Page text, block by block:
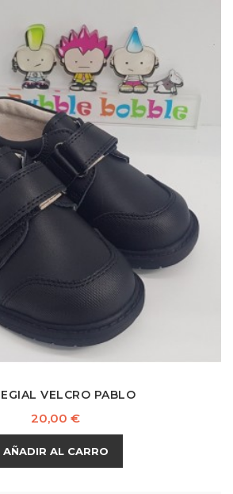
VELCRO PABLO
Precio
20,00 €
AÑADIR AL CARRO